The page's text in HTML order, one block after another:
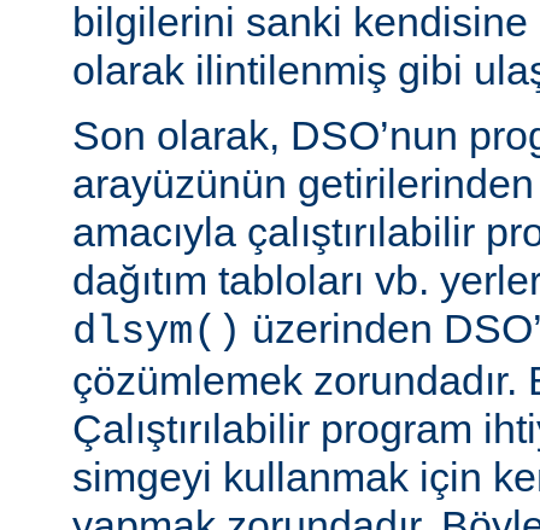
bilgilerini sanki
olarak ilintilenmiş gibi
Son olarak, DSO’nun
arayüzünün
amacıyla çalıştırılabilir
dağıtım tabloları vb.
dlsym() üzerinden
çözümlemek
Çalıştırılabilir program
simgeyi kullanmak için